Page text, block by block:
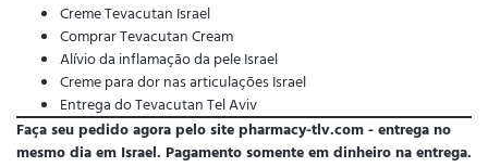
Creme Tevacutan Israel
Comprar Tevacutan Cream
Alívio da inflamação da pele Israel
Creme para dor nas articulações Israel
Entrega do Tevacutan Tel Aviv
Faça seu pedido agora pelo site pharmacy-tlv.com - entrega no
mesmo dia em Israel. Pagamento somente em dinheiro na entrega.